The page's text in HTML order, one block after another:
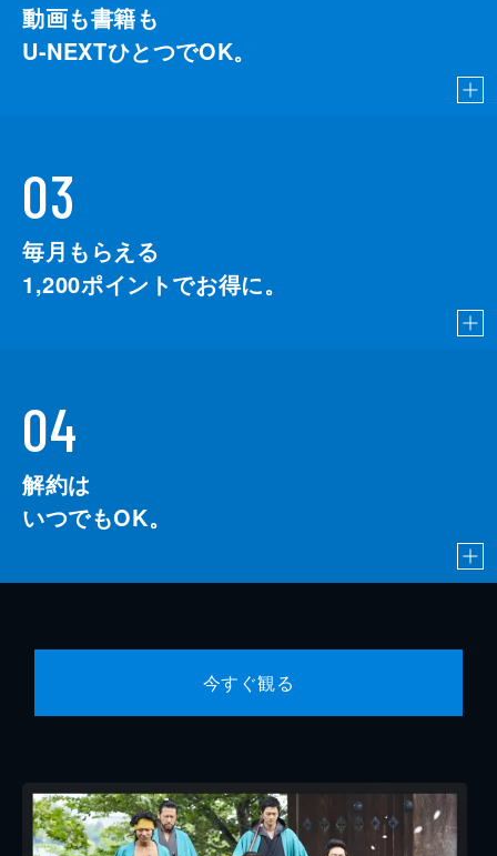
動画も書籍も
U-NEXTひとつでOK。
03
毎月もらえる
1,200ポイントでお得に。
04
解約は
いつでもOK。
今すぐ観る